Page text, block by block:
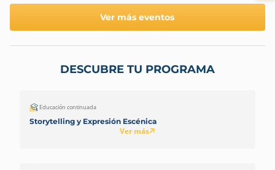
Ver más eventos
DESCUBRE TU PROGRAMA
Educación continuada
Storytelling y Expresión Escénica
Ver más